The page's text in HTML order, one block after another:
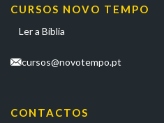
CURSOS NOVO TEMPO
Ler a Bíblia
cursos@novotempo.pt
CONTACTOS